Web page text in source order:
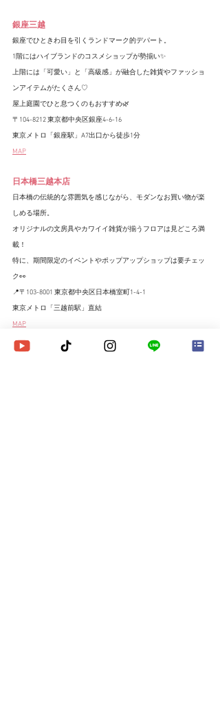
銀座三越
銀座でひときわ目を引くランドマーク的デパート。
1階にはハイブランドのコスメショップが勢揃い✨
上階には「可愛い」と「高級感」が融合した雑貨やファッショ
ンアイテムがたくさん♡
屋上庭園でひと息つくのもおすすめ🌿
〒104-8212 東京都中央区銀座4-6-16
東京メトロ「銀座駅」A7出口から徒歩1分
MAP
日本橋三越本店
日本橋の伝統的な雰囲気を感じながら、モダンなお買い物が楽
しめる場所。
オリジナルの文房具やカワイイ雑貨が揃うフロアは見どころ満
載！
特に、期間限定のイベントやポップアップショップは要チェッ
ク👀
📍〒103-8001 東京都中央区日本橋室町1-4-1
東京メトロ「三越前駅」直結
MAP
✨⬇️sweet16委員会のイチオシ！⬇️✨